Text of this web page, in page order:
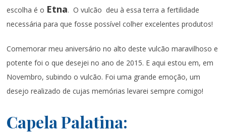
escolha é o Etna. O vulcão deu à essa terra a fertilidade
necessária para que fosse possível colher excelentes produtos!
Comemorar meu aniversário no alto deste vulcão maravilhoso e
potente foi o que desejei no ano de 2015. E aqui estou em, em
Novembro, subindo o vulcão. Foi uma grande emoção, um
desejo realizado de cujas memórias levarei sempre comigo!
Capela Palatina: